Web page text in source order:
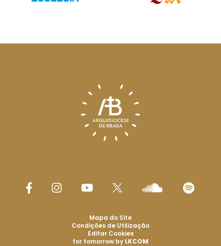
Mapa do Site
Condições de Utilização
Editar Cookies
for tomorrow by LKCOM